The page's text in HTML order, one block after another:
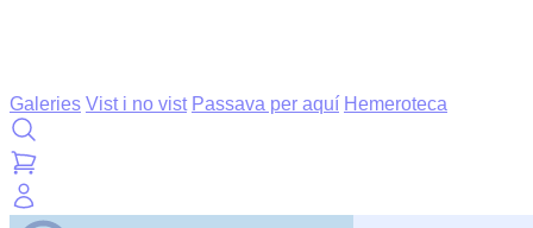
Galeries Vist i no vist Passava per aquí Hemeroteca